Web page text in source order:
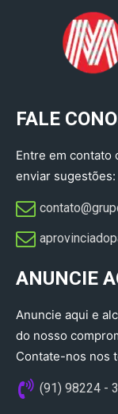
FALE
Entre em contato
enviar sugestões:
ANUNCIE
Anuncie aqui e
do nosso
Contate-nos nos
(91) 98224 -